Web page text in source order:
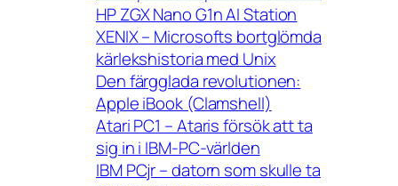
HP ZGX Nano G1n AI Station
XENIX – Microsofts bortglömda
kärlekshistoria med Unix
Den färgglada revolutionen:
Apple iBook (Clamshell)
Atari PC1 – Ataris försök att ta
sig in i IBM-PC-världen
IBM PCjr – datorn som skulle ta